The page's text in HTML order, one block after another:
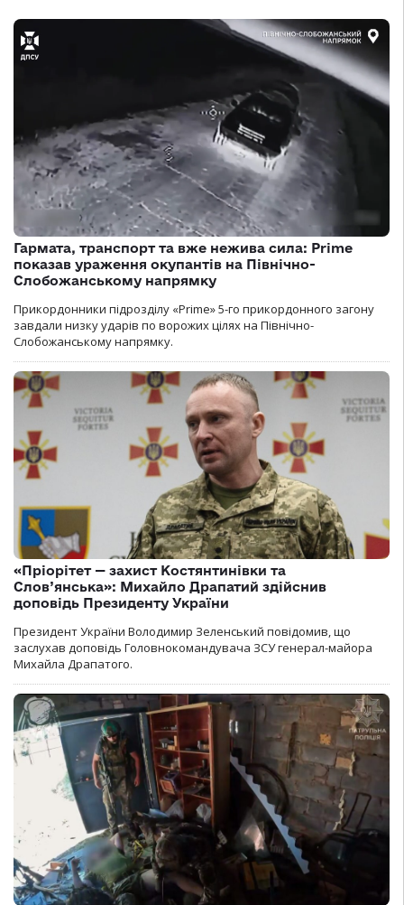
Гармата, транспорт та вже нежива сила: Prime
показав ураження окупантів на Північно-
Слобожанському напрямку
Прикордонники підрозділу «Prime» 5-го прикордонного загону
завдали низку ударів по ворожих цілях на Північно-
Слобожанському напрямку.
«Пріорітет — захист Костянтинівки та
Слов’янська»: Михайло Драпатий здійснив
доповідь Президенту України
Президент України Володимир Зеленський повідомив, що
заслухав доповідь Головнокомандувача ЗСУ генерал-майора
Михайла Драпатого.